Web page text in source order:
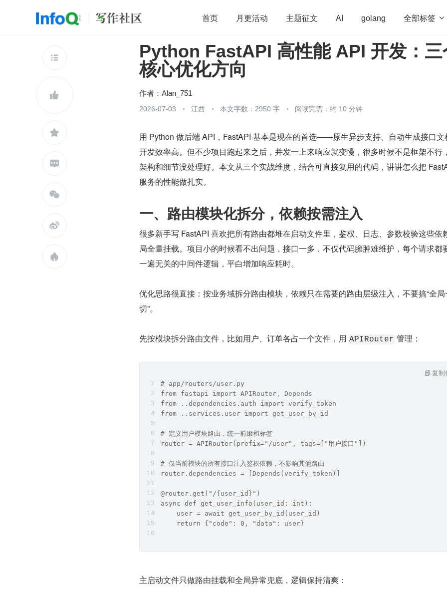
首页 月更活动 主题征文 AI golang 全部标签 
开源 架构 OpenHarmony 算法 学习方法 Web3.0 高
团队管理 程序员
查看更多







Python FastAPI 高性能 API 开发：三
核心优化方向
作者： Alan_751
2026-07-03 江西 本文字数：2950 字 阅读完需：约 10 分钟
用 Python 做后端 API，FastAPI 基本是现在的首选——原生异步支持、自动生成接口文
开发效率高。但不少项目跑起来之后，并发一上来响应就变慢，很多时候不是框架不行
架构和细节没处理好。本文从三个实战维度，结合可直接复用的代码，讲讲怎么把
服务的性能做扎实。
一、路由模块化拆分，依赖按需注入
很多新手写 FastAPI 喜欢把所有路由都堆在启动文件里，鉴权、日志、参数校验这些依
局全量挂载。项目小的时候看不出问题，接口一多，不仅代码臃肿难维护，每个请求都
一遍无关的中间件逻辑，平白增加响应耗时。
优化思路很直接：按业务域拆分路由模块，依赖只在需要的路由层级注入，不要搞“全
切”。
先按模块拆分路由文件，比如用户、订单各占一个文件，用 APIRouter 管理：
# app/routers/user.py
from fastapi import APIRouter, Depends
from ..dependencies.auth import verify_token
from ..services.user import get_user_by_id
# 定义用户模块路由，统一前缀和标签
router = APIRouter(prefix="/user", tags=["用户接口"])
# 仅当前模块的所有接口注入鉴权依赖，不影响其他路由
router.dependencies = [Depends(verify_token)]
@router.get("/{user_id}")
async def get_user_info(user_id: int):
    user = await get_user_by_id(user_id)
    return {"code": 0, "data": user}
复制
主启动文件只做路由挂载和全局异常兜底，逻辑保持清爽：